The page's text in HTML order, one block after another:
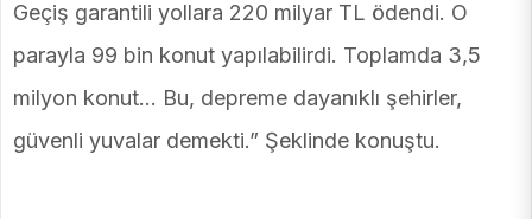
Geçiş garantili yollara 220 milyar TL ödendi. O
parayla 99 bin konut yapılabilirdi. Toplamda 3,5
milyon konut… Bu, depreme dayanıklı şehirler,
güvenli yuvalar demekti.” Şeklinde konuştu.